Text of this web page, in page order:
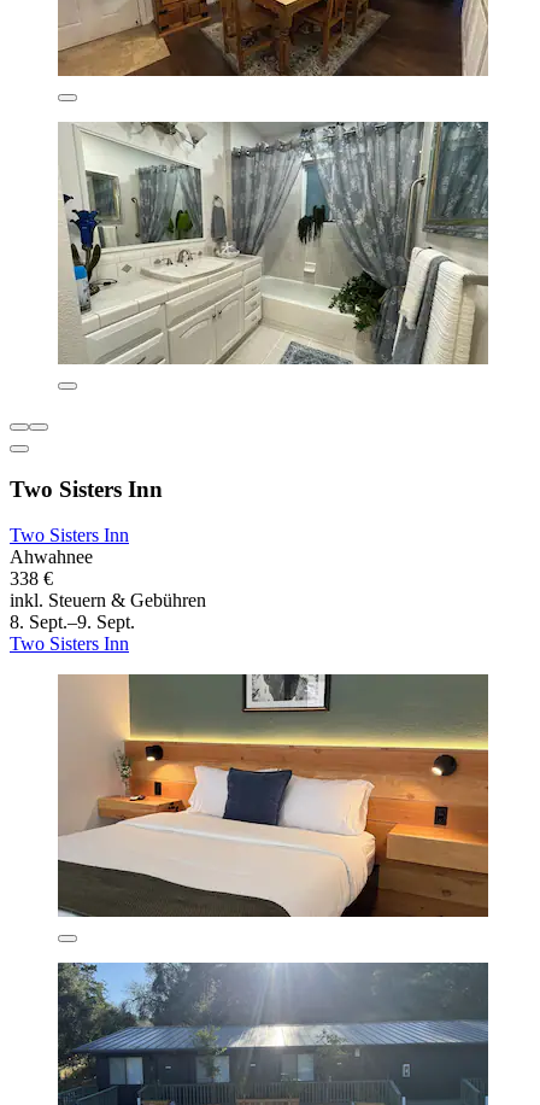
Two Sisters Inn
Two Sisters Inn
Ahwahnee
338 €
inkl. Steuern & Gebühren
8. Sept.–9. Sept.
Two Sisters Inn